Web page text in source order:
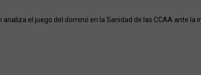
analiza el juego del dominó en la Sanidad de las CCAA ante la